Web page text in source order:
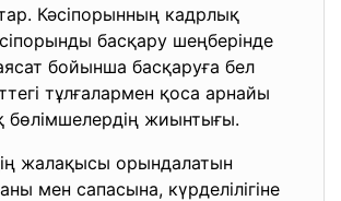
Кәсіпорынның кадрлық
басқару шеңберінде
бойынша басқаруға бел
тұлғалармен қоса арнайы
жиынтығы.
жалақысы орындалатын
мен сапасына, күрделiлiгiне